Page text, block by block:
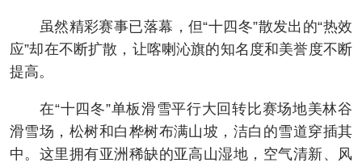
虽然精彩赛事已落幕，但“十四冬”散发出的“热效
应”却在不断扩散，让喀喇沁旗的知名度和美誉度不断
提高。
在“十四冬”单板滑雪平行大回转比赛场地美林谷
滑雪场，松树和白桦树布满山坡，洁白的雪道穿插其
中。这里拥有亚洲稀缺的亚高山湿地，空气清新、风